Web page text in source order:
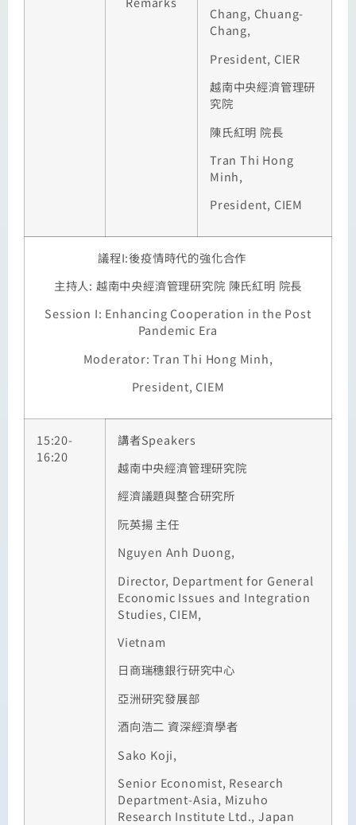
Chang, Chuang-
Chang,
President, CIER
越南中央經濟管理研
究院
陳氏紅明 院長
Tran Thi Hong
Minh,
President, CIEM
議程I:後疫情時代的強化合作
主持人: 越南中央經濟管理研究院 陳氏紅明 院長
Session I: Enhancing Cooperation in the Post
Pandemic Era
Moderator: Tran Thi Hong Minh,
President, CIEM
15:20-
16:20
講者Speakers
越南中央經濟管理研究院
經濟議題與整合研究所
阮英揚 主任
Nguyen Anh Duong,
Director, Department for General
Economic Issues and Integration
Studies, CIEM,
Vietnam
日商瑞穗銀行研究中心
亞洲研究發展部
酒向浩二 資深經濟學者
Sako Koji,
Senior Economist, Research
Department-Asia, Mizuho
Research Institute Ltd., Japan